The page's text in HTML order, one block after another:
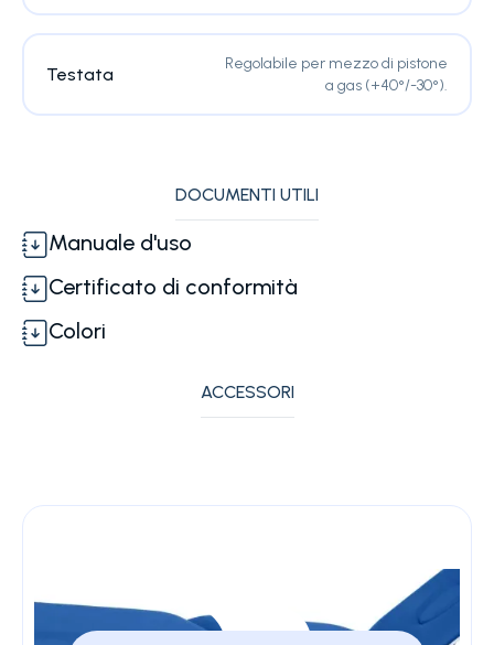
Testata
Regolabile per mezzo di pistone
a gas (+40°/-30°).
DOCUMENTI UTILI
Manuale d'uso
Certificato di conformità
Colori
ACCESSORI